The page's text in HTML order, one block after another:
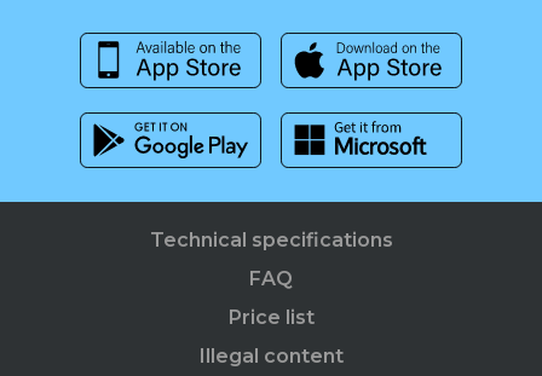
Technical specifications
FAQ
Price list
Illegal content